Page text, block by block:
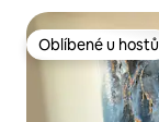
Oblíbené u hostů
Oblíbené u hostů